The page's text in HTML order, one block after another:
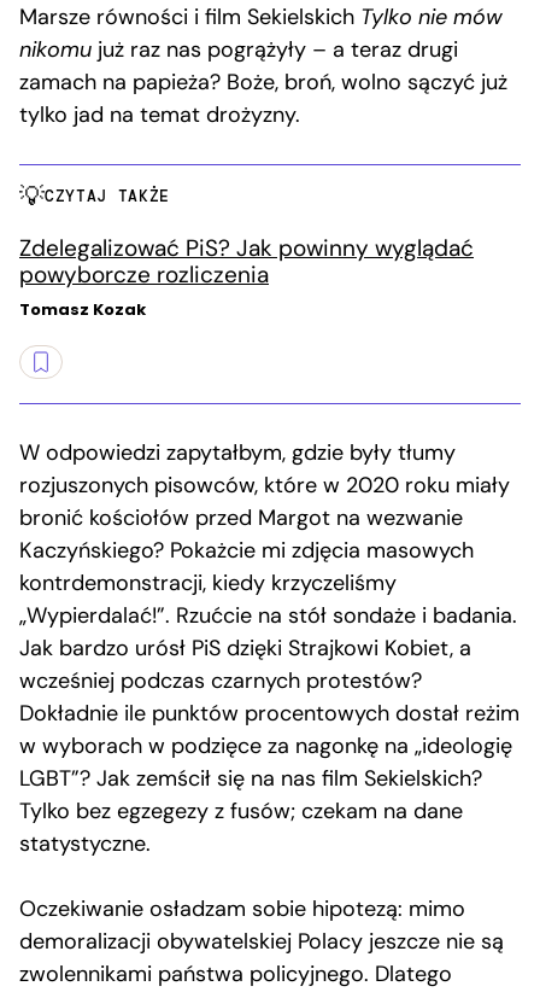
Marsze równości i film Sekielskich Tylko nie mów
nikomu już raz nas pogrążyły – a teraz drugi
zamach na papieża? Boże, broń, wolno sączyć już
tylko jad na temat drożyzny.
CZYTAJ TAKŻE
Zdelegalizować PiS? Jak powinny wyglądać
powyborcze rozliczenia
Tomasz Kozak
W odpowiedzi zapytałbym, gdzie były tłumy
rozjuszonych pisowców, które w 2020 roku miały
bronić kościołów przed Margot na wezwanie
Kaczyńskiego? Pokażcie mi zdjęcia masowych
kontrdemonstracji, kiedy krzyczeliśmy
„Wypierdalać!”. Rzućcie na stół sondaże i badania.
Jak bardzo urósł PiS dzięki Strajkowi Kobiet, a
wcześniej podczas czarnych protestów?
Dokładnie ile punktów procentowych dostał reżim
w wyborach w podzięce za nagonkę na „ideologię
LGBT”? Jak zemścił się na nas film Sekielskich?
Tylko bez egzegezy z fusów; czekam na dane
statystyczne.
Oczekiwanie osładzam sobie hipotezą: mimo
demoralizacji obywatelskiej Polacy jeszcze nie są
zwolennikami państwa policyjnego. Dlatego